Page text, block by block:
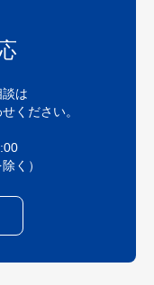
は
ください。
く）